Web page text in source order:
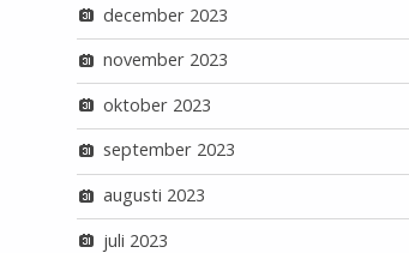
december 2023
november 2023
oktober 2023
september 2023
augusti 2023
juli 2023